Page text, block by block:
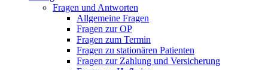
Fragen und Antworten
Allgemeine Fragen
Fragen zur OP
Fragen zum Termin
Fragen zu stationären Patienten
Fragen zur Zahlung und Versicherung